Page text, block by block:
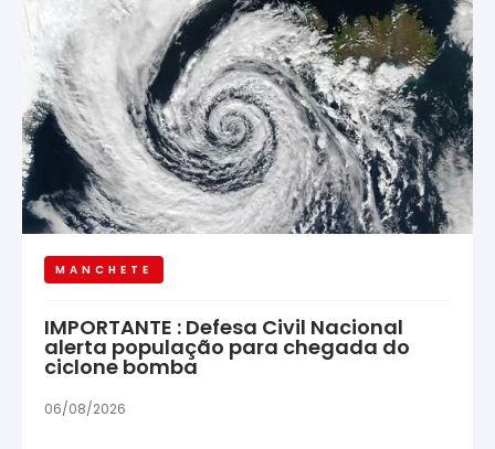
MANCHETE
IMPORTANTE : Defesa Civil Nacional
alerta população para chegada do
ciclone bomba
06/08/2026